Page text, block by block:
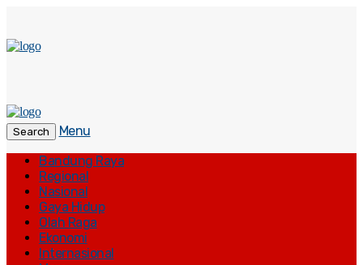
Search
Menu
Bandung Raya
Regional
Nasional
Gaya Hidup
Olah Raga
Ekonomi
Internasional